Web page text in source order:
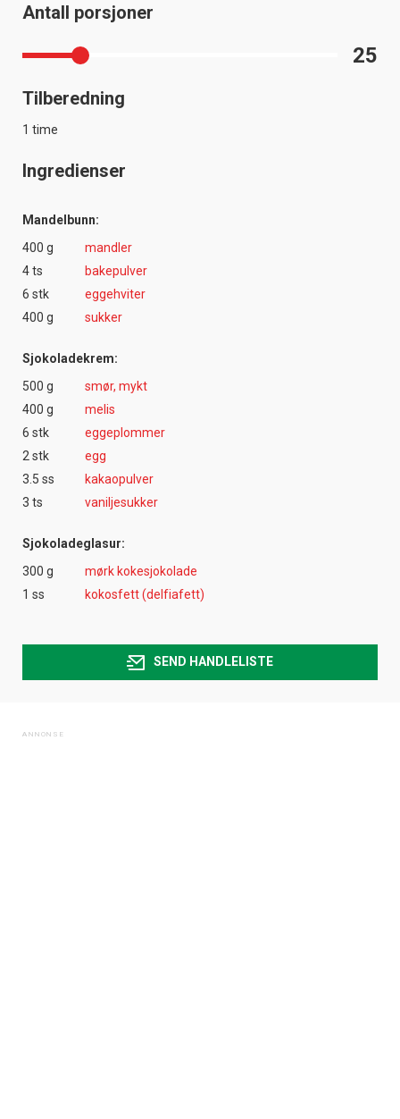
Antall porsjoner
25
Tilberedning
1 time
Ingredienser
Mandelbunn:
400 g
mandler
4 ts
bakepulver
6 stk
eggehviter
400 g
sukker
Sjokoladekrem:
500 g
smør, mykt
400 g
melis
6 stk
eggeplommer
2 stk
egg
3.5 ss
kakaopulver
3 ts
vaniljesukker
Sjokoladeglasur:
300 g
mørk kokesjokolade
1 ss
kokosfett (delfiafett)
SEND HANDLELISTE